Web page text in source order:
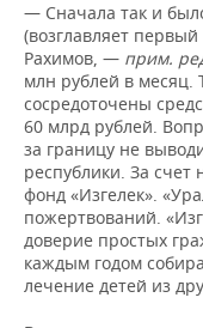
— Сначала так и
(возглавляет
Рахимов, — прим.
млн рублей в месяц.
сосредоточены
60 млрд рублей.
за границу не
республики. За
фонд «Изгелек».
пожертвований.
доверие простых
каждым годом
лечение детей из